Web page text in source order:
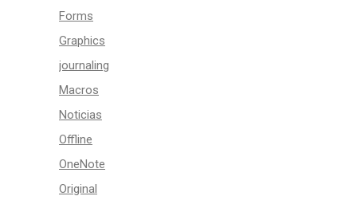
Forms
Graphics
journaling
Macros
Noticias
Offline
OneNote
Original